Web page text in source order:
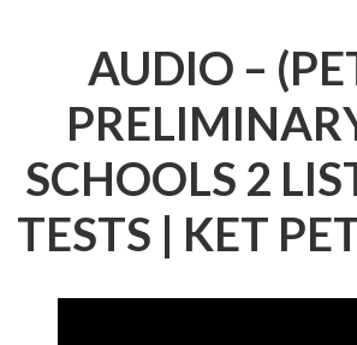
AUDIO –
SCHOOLS 2
TESTS | KET